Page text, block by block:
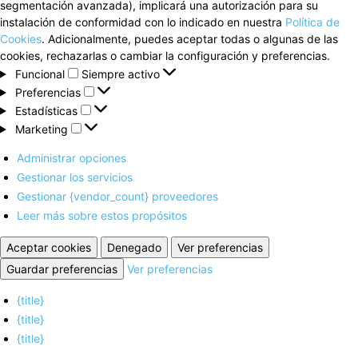
segmentación avanzada), implicará una autorización para su
instalación de conformidad con lo indicado en nuestra Política de
Cookies. Adicionalmente, puedes aceptar todas o algunas de las
cookies, rechazarlas o cambiar la configuración y preferencias.
Funcional
Funcional
Siempre activo
Preferencias
Preferencias
Estadísticas
Estadísticas
Marketing
Marketing
Administrar opciones
Gestionar los servicios
Gestionar {vendor_count} proveedores
Leer más sobre estos propósitos
Aceptar cookies Denegado
Ver preferencias
Guardar preferencias
Ver preferencias
{title}
{title}
{title}